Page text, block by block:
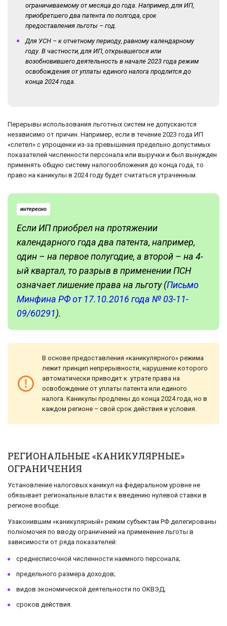
ограничиваемому от месяца до года. Например, для ИП,
приобретшего два патента по полгода, срок
предоставления льготы – год.
Для УСН – к отчетному периоду, равному календарному
году. В частности, для ИП, открывшегося или
возобновившего деятельность в начале 2023 года режим
освобождения от уплаты единого налога продлится до
конца 2024 года.
Перерывы использования льготных систем не допускаются
независимо от причин. Например, если в течение 2023 года ИП
«слетел» с упрощенки из-за превышения предельно допустимых
показателей численности персонала или выручки и был вынужден
применять общую систему налогообложения до конца года, то
право на каникулы в 2024 году будет считаться утраченным.
интересно
Если ИП приобрел на протяжении
календарного года два патента, например,
один – на первое полугодие, а второй – на 4-
ый квартал, то разрыв в применении ПСН
означает лишение права на льготу (Письмо
Минфина РФ от 17.10.2016 года № 03-11-
09/60291).
В основе предоставления «каникулярного» режима
лежит принцип непрерывности, нарушение которого
автоматически приводит к утрате права на
освобождение от уплаты патента или единого
налога. Каникулы продлены до конца 2024 года, но в
каждом регионе – свой срок действия и условия.
РЕГИОНАЛЬНЫЕ «КАНИКУЛЯРНЫЕ»
ОГРАНИЧЕНИЯ
Установление налоговых каникул на федеральном уровне не
обязывает региональные власти к введению нулевой ставки в
регионе вообще.
Узаконившим «каникулярный» режим субъектам РФ делегированы
полномочия по вводу ограничений на применение льготы в
зависимости от ряда показателей:
среднесписочной численности наемного персонала;
предельного размера доходов;
видов экономической деятельности по ОКВЭД;
сроков действия.